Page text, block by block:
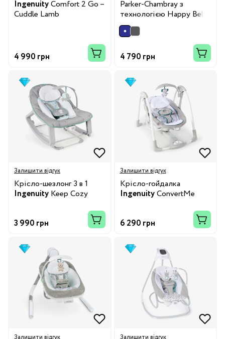
IngenuityComfort 2 Go –
Cuddle Lamb
4 990 грн
Parker-Chambray з
технологією Happy Belly
4 790 грн
Залишити відгук
Крісло-шезлонг 3 в 1
Ingenuity Keep Cozy
3 990 грн
Залишити відгук
Крісло-гойдалка
IngenuityConvertMe
6 290 грн
Залишити відгук Залишити відгук